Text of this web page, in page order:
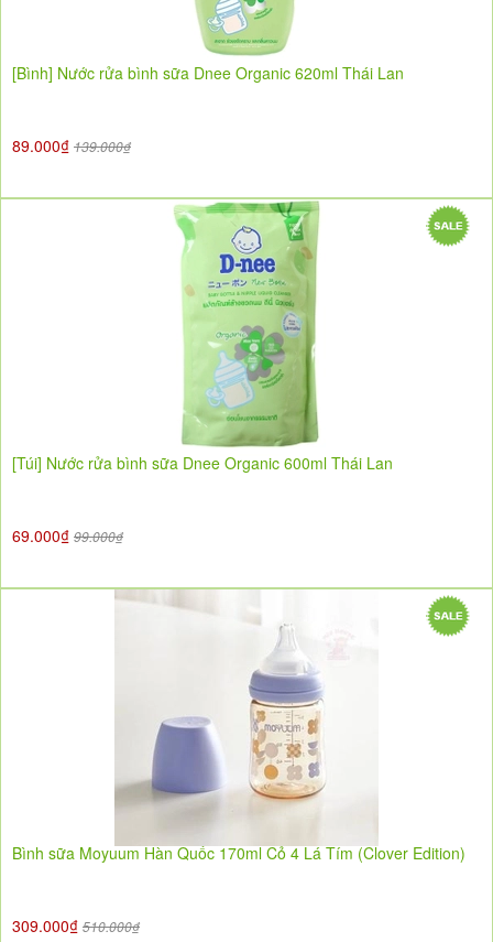
[Bình] Nước rửa bình sữa Dnee Organic 620ml Thái Lan
89.000₫ 139.000₫
[Túi] Nước rửa bình sữa Dnee Organic 600ml Thái Lan
69.000₫ 99.000₫
Bình sữa Moyuum Hàn Quốc 170ml Cỏ 4 Lá Tím (Clover Edition)
309.000₫ 510.000₫